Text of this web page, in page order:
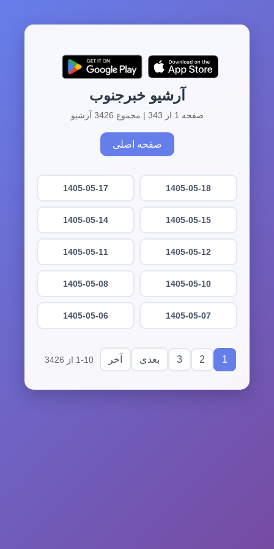
آرشیو خبرجنوب
صفحه 1 از 343 | مجموع 3426 آرشیو
صفحه اصلی
1405-05-18
1405-05-17
1405-05-15
1405-05-14
1405-05-12
1405-05-11
1405-05-10
1405-05-08
1405-05-07
1405-05-06
1
2
3 بعدی آخر 1-10 از 3426